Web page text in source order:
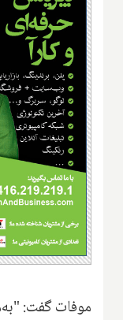
موفات گفت: